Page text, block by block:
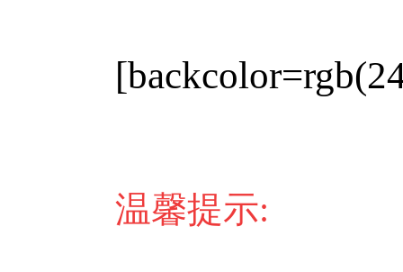
温馨提示: